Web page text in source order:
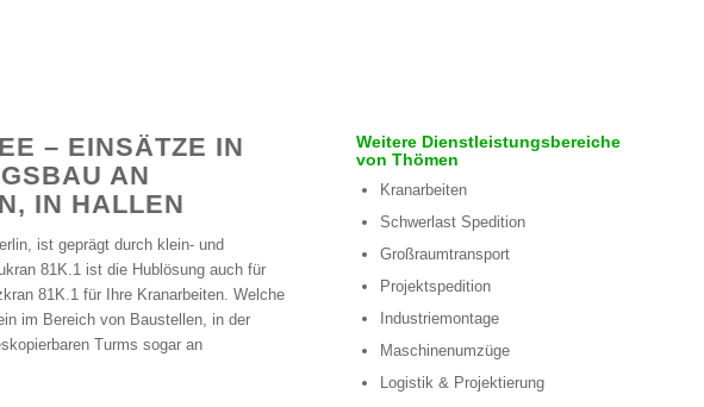
– EINSÄTZE IN
AN
IN HALLEN
ist geprägt durch klein- und
81K.1 ist die Hublösung auch für
81K.1 für Ihre Kranarbeiten. Welche
im Bereich von Baustellen, in der
Turms sogar an
Weitere Dienstleistungsbereiche
von Thömen
Kranarbeiten
Schwerlast Spedition
Großraumtransport
Projektspedition
Industriemontage
Maschinenumzüge
Logistik & Projektierung